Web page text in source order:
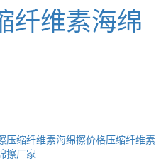
纤维素海绵
压缩纤维素海绵擦价格压缩纤维素
擦厂家